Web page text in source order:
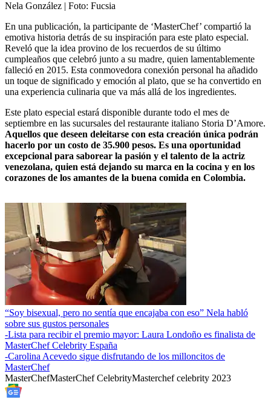
Nela González | Foto: Fucsia
En una publicación, la participante de ‘MasterChef’ compartió la
emotiva historia detrás de su inspiración para este plato especial.
Reveló que la idea provino de los recuerdos de su último
cumpleaños que celebró junto a su madre, quien lamentablemente
falleció en 2015. Esta conmovedora conexión personal ha añadido
un toque de significado y emoción al plato, que se ha convertido en
una experiencia culinaria que va más allá de los ingredientes.
Este plato especial estará disponible durante todo el mes de
septiembre en las sucursales del restaurante italiano Storia D’Amore.
Aquellos que deseen deleitarse con esta creación única podrán
hacerlo por un costo de 35.900 pesos. Es una oportunidad
excepcional para saborear la pasión y el talento de la actriz
venezolana, quien está dejando su marca en la cocina y en los
corazones de los amantes de la buena comida en Colombia.
“Soy bisexual, pero no sentía que encajaba con eso” Nela habló
sobre sus gustos personales
-Lista para recibir el premio mayor: Laura Londoño es finalista de
MasterChef Celebrity España
-Carolina Acevedo sigue disfrutando de los milloncitos de
MasterChef
MasterChefMasterChef CelebrityMasterchef celebrity 2023